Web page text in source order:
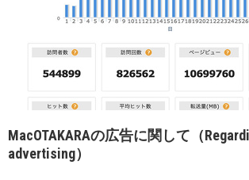
MacOTAKARAの広告に関して（
advertising）